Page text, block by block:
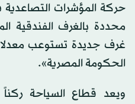
حركة المؤشرات
محددة بالغرف الفندقية
غرف جديدة تستوعب
الحكومة المصرية».
ويعد قطاع السياحة